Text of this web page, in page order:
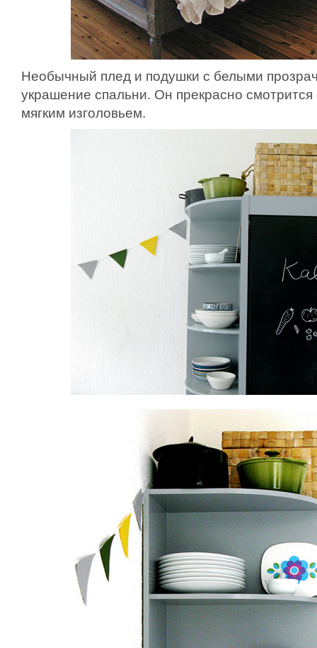
Необычный плед и подушки с белыми
украшение спальни. Он прекрасно
мягким изголовьем.